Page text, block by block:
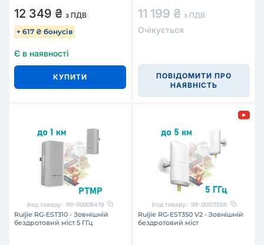
12 349 ₴ з ПДВ
+ 617 ₴ бонусів
Є в наявності
КУПИТИ
11 199 ₴ з ПДВ
Очікується
ПОВІДОМИТИ ПРО
НАЯВНІСТЬ
Код товару: 99-00008419
Ruijie RG-EST310 - Зовнішній
бездротовий міст 5 ГГц
Код товару: 99-00011588
Ruijie RG-EST350 V2 - Зовнішній
бездротовий міст